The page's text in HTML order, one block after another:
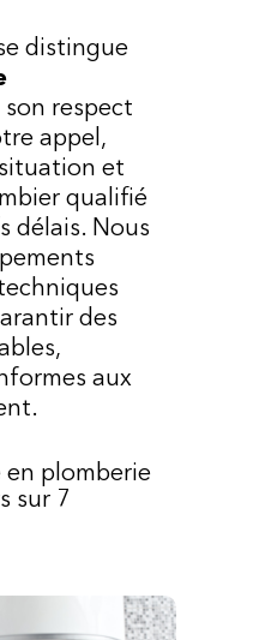
distingue
son respect
appel,
et
qualifié
délais. Nous
des
aux
en plomberie
sur 7